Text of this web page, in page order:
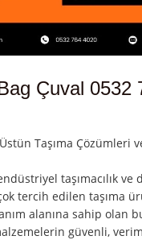
Çuval 0532
Taşıma Çözümleri
taşımacılık ve
tercih edilen taşıma
alanına sahip olan
güvenli,